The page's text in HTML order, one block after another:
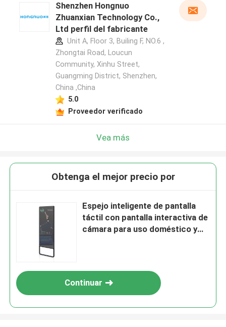
Shenzhen Hongnuo
Zhuanxian Technology Co.,
Ltd perfil del fabricante
Unit A, Floor 3, Builing F, NO.6 ,
Zhongtai Road, Loucun
Community, Xinhu Street,
Guangming District, Shenzhen,
China ,China
5.0
Proveedor verificado
Vea más
Obtenga el mejor precio por
Espejo inteligente de pantalla
táctil con pantalla interactiva de
cámara para uso doméstico y
Continuar